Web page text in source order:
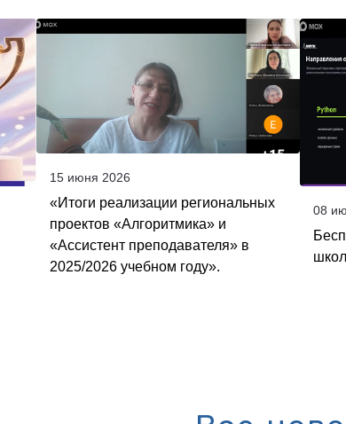
🐳
15 июня 2026
«Итоги реализации региональных
проектов «Алгоритмика» и
«Ассистент преподавателя» в
2025/2026 учебном году».
08